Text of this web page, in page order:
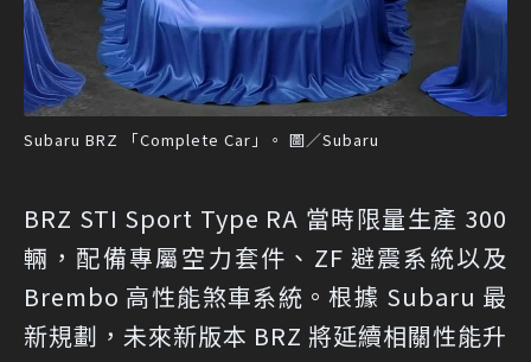
Subaru BRZ 「Complete Car」。 圖／Subaru
BRZ STI Sport Type RA 當時限量生產 300
輛，配備專屬空力套件、ZF 避震系統以及
Brembo 高性能煞車系統。根據 Subaru 最
新規劃，未來新版本 BRZ 將延續相關性能升